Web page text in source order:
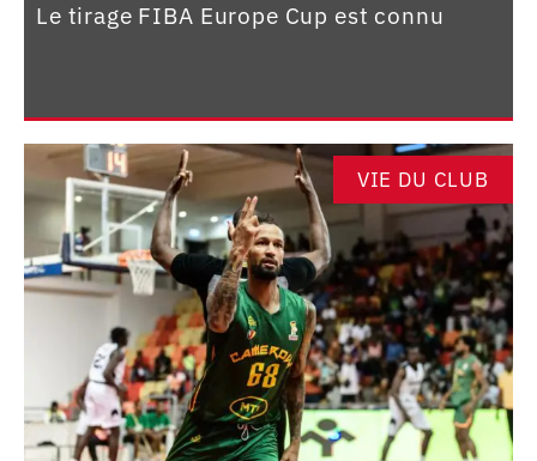
Le tirage FIBA Europe Cup est connu
VIE DU CLUB